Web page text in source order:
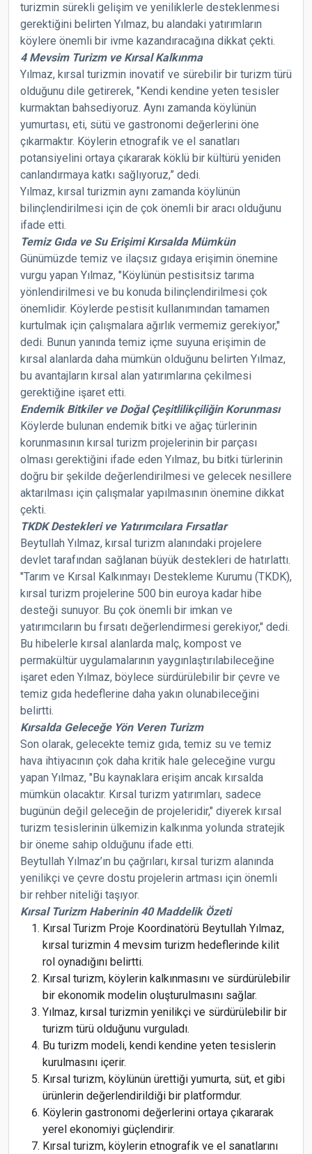
turizmin sürekli gelişim ve yeniliklerle desteklenmesi
gerektiğini belirten Yılmaz, bu alandaki yatırımların
köylere önemli bir ivme kazandıracağına dikkat çekti.
4 Mevsim Turizm ve Kırsal Kalkınma
Yılmaz, kırsal turizmin inovatif ve sürebilir bir turizm türü
olduğunu dile getirerek, "Kendi kendine yeten tesisler
kurmaktan bahsediyoruz. Aynı zamanda köylünün
yumurtası, eti, sütü ve gastronomi değerlerini öne
çıkarmaktır. Köylerin etnografik ve el sanatları
potansiyelini ortaya çıkararak köklü bir kültürü yeniden
canlandırmaya katkı sağlıyoruz,” dedi.
Yılmaz, kırsal turizmin aynı zamanda köylünün
bilinçlendirilmesi için de çok önemli bir aracı olduğunu
ifade etti.
Temiz Gıda ve Su Erişimi Kırsalda Mümkün
Günümüzde temiz ve ilaçsız gıdaya erişimin önemine
vurgu yapan Yılmaz, "Köylünün pestisitsiz tarıma
yönlendirilmesi ve bu konuda bilinçlendirilmesi çok
önemlidir. Köylerde pestisit kullanımından tamamen
kurtulmak için çalışmalara ağırlık vermemiz gerekiyor,"
dedi. Bunun yanında temiz içme suyuna erişimin de
kırsal alanlarda daha mümkün olduğunu belirten Yılmaz,
bu avantajların kırsal alan yatırımlarına çekilmesi
gerektiğine işaret etti.
Endemik Bitkiler ve Doğal Çeşitlilikçiliğin Korunması
Köylerde bulunan endemik bitki ve ağaç türlerinin
korunmasının kırsal turizm projelerinin bir parçası
olması gerektiğini ifade eden Yılmaz, bu bitki türlerinin
doğru bir şekilde değerlendirilmesi ve gelecek nesillere
aktarılması için çalışmalar yapılmasının önemine dikkat
çekti.
TKDK Destekleri ve Yatırımcılara Fırsatlar
Beytullah Yılmaz, kırsal turizm alanındaki projelere
devlet tarafından sağlanan büyük destekleri de hatırlattı.
"Tarım ve Kırsal Kalkınmayı Destekleme Kurumu (TKDK),
kırsal turizm projelerine 500 bin euroya kadar hibe
desteği sunuyor. Bu çok önemli bir imkan ve
yatırımcıların bu fırsatı değerlendirmesi gerekiyor," dedi.
Bu hibelerle kırsal alanlarda malç, kompost ve
permakültür uygulamalarının yaygınlaştırılabileceğine
işaret eden Yılmaz, böylece sürdürülebilir bir çevre ve
temiz gıda hedeflerine daha yakın olunabileceğini
belirtti.
Kırsalda Geleceğe Yön Veren Turizm
Son olarak, gelecekte temiz gıda, temiz su ve temiz
hava ihtiyacının çok daha kritik hale geleceğine vurgu
yapan Yılmaz, "Bu kaynaklara erişim ancak kırsalda
mümkün olacaktır. Kırsal turizm yatırımları, sadece
bugünün değil geleceğin de projeleridir," diyerek kırsal
turizm tesislerinin ülkemizin kalkınma yolunda stratejik
bir öneme sahip olduğunu ifade etti.
Beytullah Yılmaz’ın bu çağrıları, kırsal turizm alanında
yenilikçi ve çevre dostu projelerin artması için önemli
bir rehber niteliği taşıyor.
Kırsal Turizm Haberinin 40 Maddelik Özeti
Kırsal Turizm Proje Koordinatörü Beytullah Yılmaz,
kırsal turizmin 4 mevsim turizm hedeflerinde kilit
rol oynadığını belirtti.
Kırsal turizm, köylerin kalkınmasını ve sürdürülebilir
bir ekonomik modelin oluşturulmasını sağlar.
Yılmaz, kırsal turizmin yenilikçi ve sürdürülebilir bir
turizm türü olduğunu vurguladı.
Bu turizm modeli, kendi kendine yeten tesislerin
kurulmasını içerir.
Kırsal turizm, köylünün ürettiği yumurta, süt, et gibi
ürünlerin değerlendirildiği bir platformdur.
Köylerin gastronomi değerlerini ortaya çıkararak
yerel ekonomiyi güçlendirir.
Kırsal turizm, köylerin etnografik ve el sanatlarını